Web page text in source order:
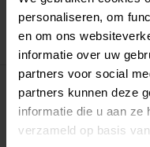
personaliseren, om
en om ons
informatie over uw
partners voor social
partners kunnen deze
informatie die u aan ze
verzameld op basis
30 dagen
PRODUCTBESCHRIJVING
Telefoonhoesje met
kaartsleuven voor Apple iPhone
een vak voor bankbiljetten, een